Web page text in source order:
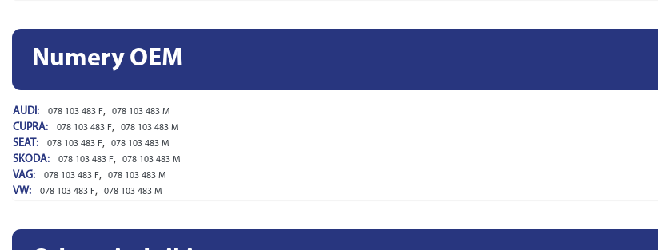
Numery OEM
AUDI: 078 103 483 F, 078 103 483 M
CUPRA: 078 103 483 F, 078 103 483 M
SEAT: 078 103 483 F, 078 103 483 M
SKODA: 078 103 483 F, 078 103 483 M
VAG: 078 103 483 F, 078 103 483 M
VW: 078 103 483 F, 078 103 483 M